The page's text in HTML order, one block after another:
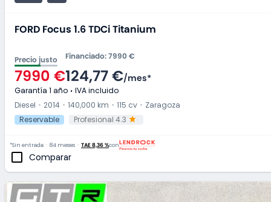
FORD Focus 1.6 TDCi Titanium
Precio justo
7990 €
Financiado: 7990 €
124,77 €/mes*
Garantía 1 año
IVA incluido
Diesel
2014 140,000 km 115 cv
Zaragoza
Reservable
Profesional 4.3
Comparar
*Sin entrada 84 meses TAE 8,36 %con